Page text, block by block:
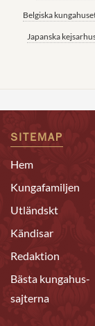
Belgiska
Japanska
SITEMAP
Hem
Kungafamiljen
Utländskt
Kändisar
Redaktion
Bästa kungahus-
sajterna